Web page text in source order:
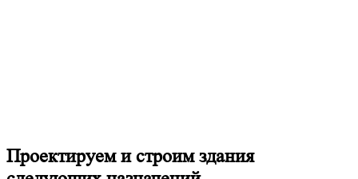
Проектируем и строим здания